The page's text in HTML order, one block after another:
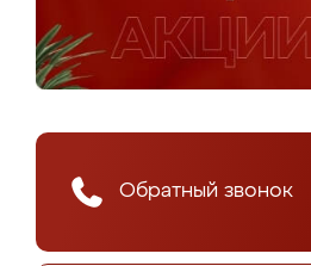
Обратный звонок